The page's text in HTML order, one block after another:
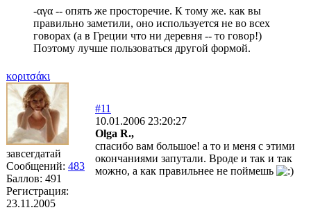
-αγα -- опять же просторечие. К тому же. как вы
правильно заметили, оно используется не во всех
говорах (а в Греции что ни деревня -- то говор!)
Поэтому лучше пользоваться другой формой.
κoριτσάκι
завсегдатай
Сообщений: 483
Баллов: 491
Регистрация:
23.11.2005
#11
10.01.2006 23:20:27
Olga R.,
спасибо вам большое! а то и меня с этими
окончаниями запутали. Вроде и так и так
можно, а как правильнее не поймешь